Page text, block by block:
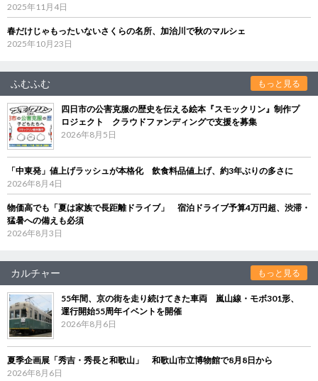
2025年11月4日
春だけじゃもったいないさくらの名所、加治川で秋のマルシェ
2025年10月23日
ふむふむ もっと見る
四日市の公害克服の歴史を伝える絵本『スモックリン』制作プ
ロジェクト クラウドファンディングで支援を募集
2026年8月5日
「中東発」値上げラッシュが本格化 飲食料品値上げ、約3年ぶりの多さに
2026年8月4日
物価高でも「夏は家族で長距離ドライブ」 宿泊ドライブ予算4万円超、渋滞・
猛暑への備えも必須
2026年8月3日
カルチャー もっと見る
55年間、京の街を走り続けてきた車両 嵐山線・モボ301形、
運行開始55周年イベントを開催
2026年8月6日
夏季企画展「秀吉・秀長と和歌山」 和歌山市立博物館で8月8日から
2026年8月6日